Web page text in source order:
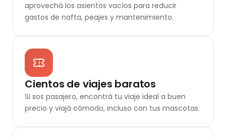
aprovechá los asientos vacíos para reducir
gastos de nafta, peajes y mantenimiento.
Cientos de viajes baratos
Si sos pasajero, encontrá tu viaje ideal a buen
precio y viajá cómodo, incluso con tus mascotas.